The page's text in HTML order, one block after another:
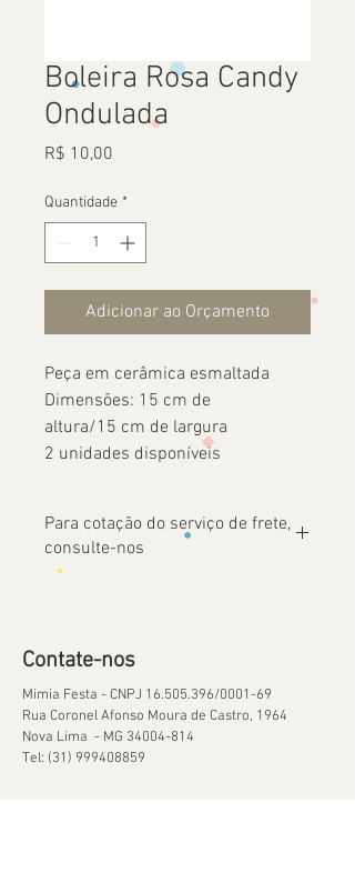
Boleira Rosa Candy
Ondulada
R$ 10,00
Quantidade *
Adicionar ao Orçamento
Peça em cerâmica esmaltada
Dimensões: 15 cm de
altura/15 cm de largura
2 unidades disponíveis
Para cotação do serviço de frete,
consulte-nos
Contate-nos
Mimia Festa - CNPJ 16.505.396/0001-69
Rua Coronel Afonso Moura de Castro, 1964
Nova Lima - MG 34004-814
Tel: (31) 999408859